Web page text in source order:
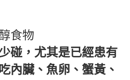
食物
碰，尤其是已經患有
內臟、魚卵、蟹黃、